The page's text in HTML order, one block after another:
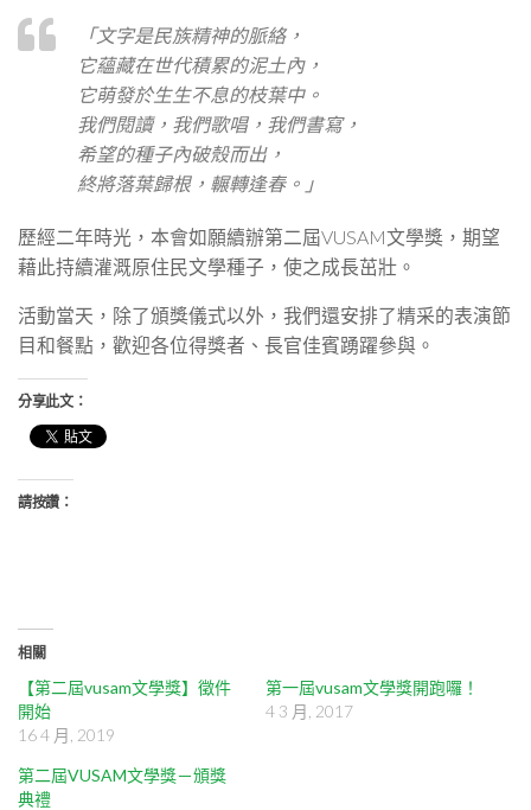
「文字是民族精神的脈絡，
它蘊藏在世代積累的泥土內，
它萌發於生生不息的枝葉中。
我們閱讀，我們歌唱，我們書寫，
希望的種子內破殼而出，
終將落葉歸根，輾轉逢春。」
歷經二年時光，本會如願續辦第二屆VUSAM文學獎，期望
藉此持續灌溉原住民文學種子，使之成長茁壯。
活動當天，除了頒獎儀式以外，我們還安排了精采的表演節
目和餐點，歡迎各位得獎者、長官佳賓踴躍參與。
分享此文：
請按讚：
相關
【第二屆vusam文學獎】徵件
開始
16 4 月, 2019
第一屆vusam文學獎開跑囉！
4 3 月, 2017
第二屆VUSAM文學獎－頒獎
典禮